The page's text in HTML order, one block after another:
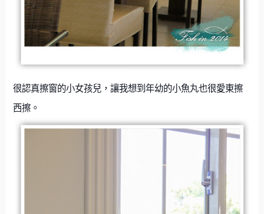
很認真擦窗的小女孩兒，讓我想到年幼的小魚丸也很愛東擦
西擦。